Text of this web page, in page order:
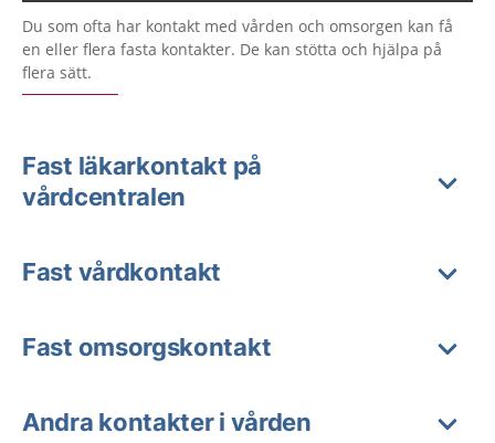
Du som ofta har kontakt med vården och omsorgen kan få
en eller flera fasta kontakter. De kan stötta och hjälpa på
flera sätt.
Fast läkarkontakt på
vårdcentralen
Fast vårdkontakt
Fast omsorgskontakt
Andra kontakter i vården